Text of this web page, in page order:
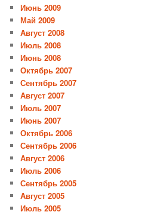
Июнь 2009
Май 2009
Август 2008
Июль 2008
Июнь 2008
Октябрь 2007
Сентябрь 2007
Август 2007
Июль 2007
Июнь 2007
Октябрь 2006
Сентябрь 2006
Август 2006
Июль 2006
Сентябрь 2005
Август 2005
Июль 2005